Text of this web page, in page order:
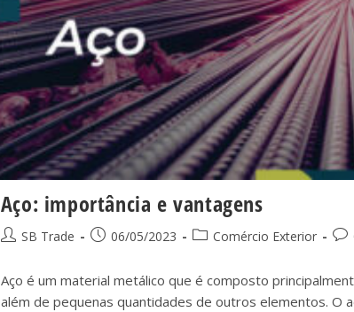
Aço: importância e vantagens
SB Trade 06/05/2023 Comércio Exterior
Aço é um material metálico que é composto
além de pequenas quantidades de outros elementos. O